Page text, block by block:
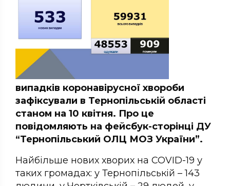
випадків коронавірусної хвороби
зафіксували в Тернопільській області
станом на 10 квітня. Про це
повідомляють на фейсбук-сторінці ДУ
“Тернопільський ОЛЦ МОЗ України”.
Найбільше нових хворих на COVID-19 у
таких громадах: у Тернопільській – 143